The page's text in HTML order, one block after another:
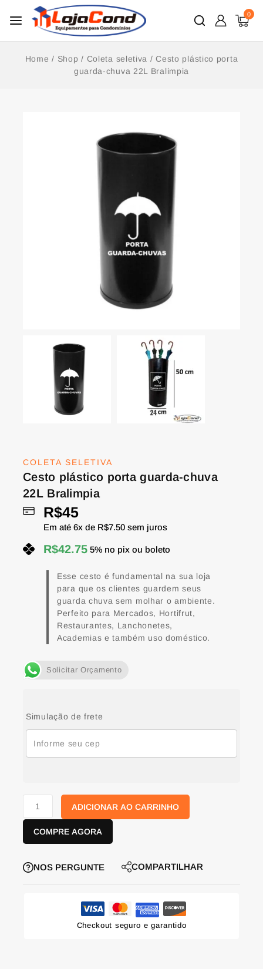
0
Home / Shop / Coleta seletiva / Cesto plástico porta
guarda-chuva 22L Bralimpia
COLETA SELETIVA
Cesto plástico porta guarda-chuva
22L Bralimpia
R$45
Em até 6x de R$7.50 sem juros
R$42.75 5% no pix ou boleto
Esse cesto é fundamental na sua loja
para que os clientes guardem seus
guarda chuva sem molhar o ambiente.
Perfeito para Mercados, Hortifrut,
Restaurantes, Lanchonetes,
Academias e também uso doméstico.
Solicitar Orçamento
Simulação de frete
ADICIONAR AO CARRINHO
COMPRE AGORA
NOS PERGUNTE COMPARTILHAR
Checkout seguro e garantido